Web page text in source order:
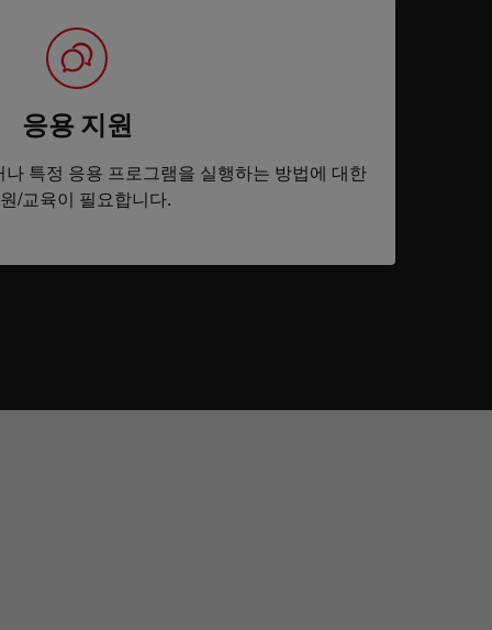
응용 지원
특정 응용 프로그램을 실행하는 방법에 대한
/교육이 필요합니다.